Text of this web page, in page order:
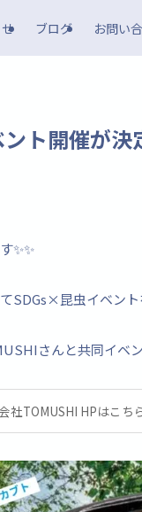
ブログ お問い
ト開催が決
✨✨
SDGs×昆虫イベント
さんと共同イベン
社TOMUSHI HPはこち